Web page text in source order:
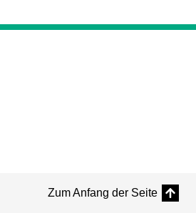
Zum Anfang der Seite